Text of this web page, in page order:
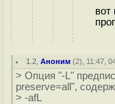
вот
1.2 ,Аноним (2), 11:47,
> Опция "-L"
preserve=all",
> -afL